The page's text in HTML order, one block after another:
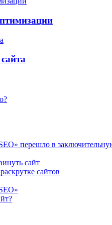
перешло в
сайт
сайтов